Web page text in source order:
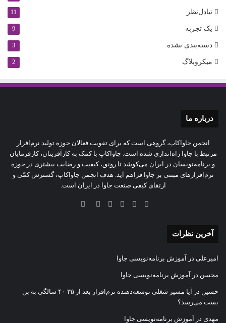
تبادل‌نظر 11
یک تجربه 9
دسته‌بندی نشده 3
میکروبلاگ 2
درباره‌ ما
انجمن جاواکاپ، گروهی است که برای تقویت فعالان حوزه‌ تولید نرم‌افزار
مرتبط با جاوا راه‌اندازی شده است. جاواکاپ با کمک به کارآفرینان، کارفرمایان
و برنامه‌نویسان در ایران می‌کوشد تا رونق، کیفیت و رضایت بیشتری در حوزه‌
نرم‌افزارهای مبتنی بر جاوا فراهم آید. هدف انجمن جاواکاپ، گسترش کمّی و
ارتقای کیفی صنعت جاوا در ایران است.
آخرین نظرات
امیرعلی در آموزش برنامه‌نویسی جاوا
محسن در آموزش برنامه‌نویسی جاوا
حسین در
آیا مسیر شغلی توسعه‌دهنده نرم‌افزار بعد از ۳۵-۴۰ سالگی به بن
بست می‌رسد؟
مهدی در آموزش برنامه‌نویسی جاوا